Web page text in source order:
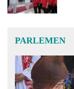
PARLEMEN